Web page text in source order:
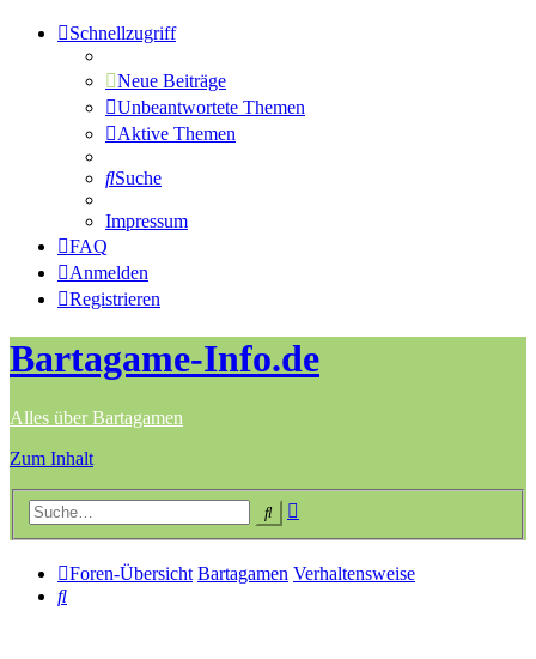
Schnellzugriff
Neue Beiträge
Unbeantwortete Themen
Aktive Themen
Suche
Impressum
FAQ
Anmelden
Registrieren
Bartagame-Info.de
Alles über Bartagamen
Zum Inhalt
Suche
Foren-Übersicht Bartagamen Verhaltensweise
Suche